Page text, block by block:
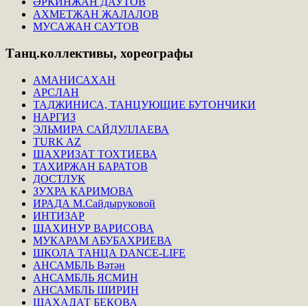
АХМЕТЖАН ЖАЛАЛОВ
МУСАЖАН САУТОВ
Танц.коллективы, хореографы
АМАНИСАХАН
АРСЛАН
ТАДЖИНИСА, ТАНЦУЮЩИЕ БУТОНЧИКИ
НАРГИЗ
ЭЛЬМИРА САЙДУЛЛАЕВА
TURK AZ
ШАХРИЗАТ ТОХТИЕВА
ТАХИРЖАН БАРАТОВ
ДОСТЛУК
ЗУХРА КАРИМОВА
ИРАДА М.Сайдыруковой
ИНТИЗАР
ШАХИНУР ВАРИСОВА
МУКАРАМ АБУБАХРИЕВА
ШКОЛА ТАНЦА DANCE-LIFE
АНСАМБЛЬ Вәтән
АНСАМБЛЬ ЯСМИН
АНСАМБЛЬ ШИРИН
ШАХАДАТ БЕКОВА